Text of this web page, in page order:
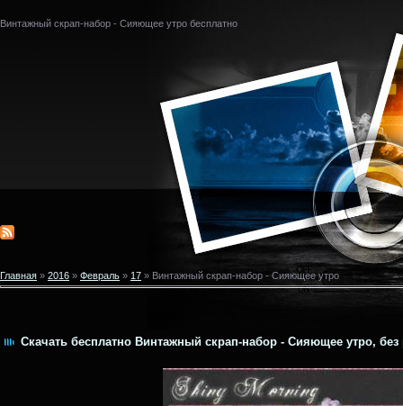
Винтажный скрап-набор - Сияющее утро бесплатно
Главная » 2016 » Февраль » 17 » Винтажный скрап-набор - Сияющее утро
Скачать бесплатно Винтажный скрап-набор - Сияющее утро, без